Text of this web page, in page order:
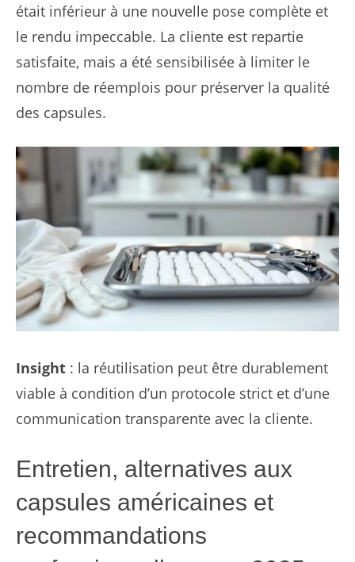
était inférieur à une nouvelle pose complète et
le rendu impeccable. La cliente est repartie
satisfaite, mais a été sensibilisée à limiter le
nombre de réemplois pour préserver la qualité
des capsules.
Insight : la réutilisation peut être durablement
viable à condition d’un protocole strict et d’une
communication transparente avec la cliente.
Entretien, alternatives aux
capsules américaines et
recommandations